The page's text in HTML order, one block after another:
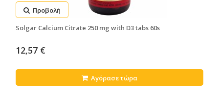
Προβολή
Solgar Calcium Citrate 250 mg with D3 tabs 60s
12,57 €
Αγόρασε τώρα